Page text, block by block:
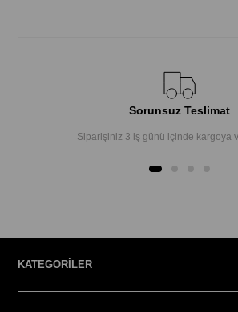
Sorunsuz Teslimat
Siparişiniz 3 iş günü içinde kargoya
KATEGORİLER